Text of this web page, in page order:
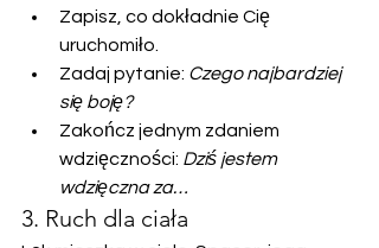
Zapisz, co dokładnie Cię
uruchomiło.
Zadaj pytanie: Czego najbardziej
się boję?
Zakończ jednym zdaniem
wdzięczności: Dziś jestem
wdzięczna za…
3. Ruch dla ciała